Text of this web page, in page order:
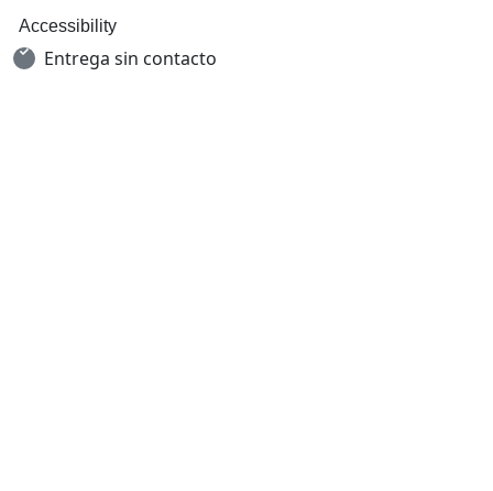
Accessibility
Entrega sin contacto